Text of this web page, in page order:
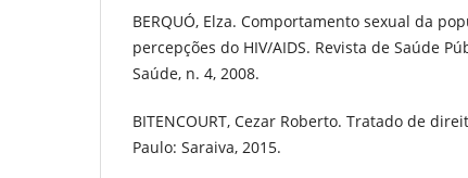
BERQUÓ, Elza. Comportamento sexual da
percepções do HIV/AIDS. Revista de Saúde
Saúde, n. 4, 2008.
BITENCOURT, Cezar Roberto. Tratado de
Paulo: Saraiva, 2015.